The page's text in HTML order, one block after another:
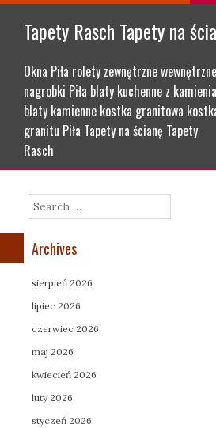
Tapety Rasch Tapety na
Okna Piła rolety zewnętrzne wewnętrzne
nagrobki Piła blaty kuchenne z kamienia
blaty kamienne kostka granitowa
granitu Piła Tapety na ścianę Tapety
Rasch
Search
Archives
sierpień 2026
lipiec 2026
czerwiec 2026
maj 2026
kwiecień 2026
luty 2026
styczeń 2026